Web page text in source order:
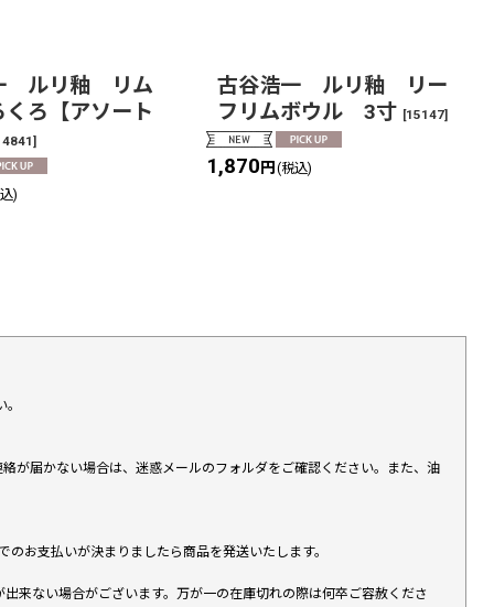
ルリ釉 リム
ろ【アソート
]
)
古谷浩一 ルリ釉 リー
フリムボウル 3寸 [15147]
1,870円 (税込)
が届かない場合は、迷惑メールのフォルダをご確認ください。また、油
お支払いが決まりましたら商品を発送いたします。
来ない場合がございます。万が一の在庫切れの際は何卒ご容赦くださ